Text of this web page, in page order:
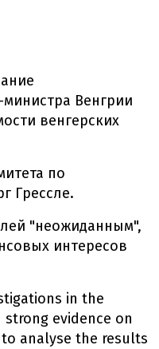
Венгрии
венгерских
по
Грессле.
"неожиданным",
интересов
in the
strong evidence on
analyse the results